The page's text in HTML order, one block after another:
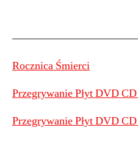
Rocznica Śmierci
Przegrywanie Płyt DVD
Przegrywanie Płyt DVD